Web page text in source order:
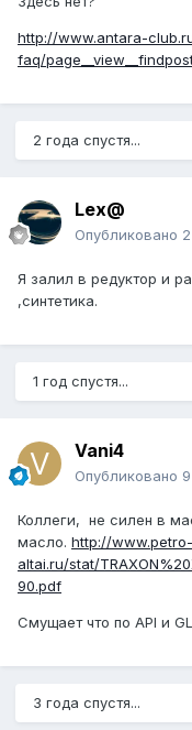
http://www.antara-
faq/
2 года спустя...
Lex@
Опубликовано
Я залил в редуктор и
,синтетика.
1 год спустя...
Vani4
Опубликовано
Коллеги, не силен в
масло. http://
altai.ru/stat/
90.pdf
Смущает что по API и
3 года спустя...